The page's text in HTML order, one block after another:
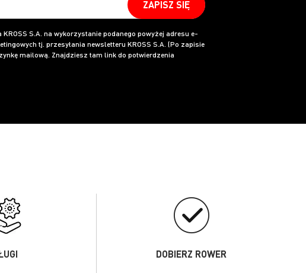
ZAPISZ SIĘ
S.A. na wykorzystanie podanego powyżej adresu e-
tj. przesyłania newsletteru KROSS S.A. (Po zapisie
mailową. Znajdziesz tam link do potwierdzenia
DOBIERZ ROWER